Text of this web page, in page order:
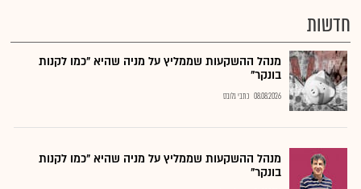
חדשות
מנהל ההשקעות שממליץ על מניה שהיא "כמו לקנות
בונקר"
08.08.2026 כתבי גלובס
מנהל ההשקעות שממליץ על מניה שהיא "כמו לקנות
בונקר"